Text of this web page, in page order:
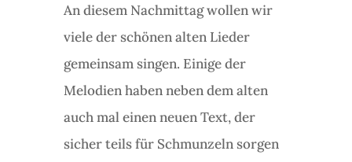
An diesem Nachmittag wollen wir
viele der schönen alten Lieder
gemeinsam singen. Einige der
Melodien haben neben dem alten
auch mal einen neuen Text, der
sicher teils für Schmunzeln sorgen